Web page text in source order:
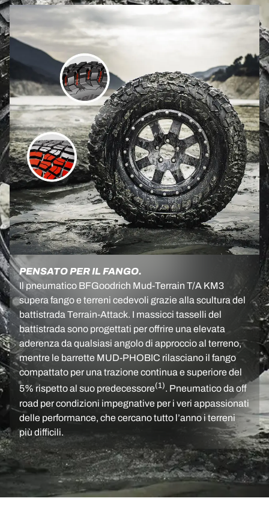
PENSATO PER IL FANGO.
Il pneumatico BFGoodrich Mud-Terrain T/A KM3
supera fango e terreni cedevoli grazie alla scultura del
battistrada Terrain-Attack. I massicci tasselli del
battistrada sono progettati per offrire una elevata
aderenza da qualsiasi angolo di approccio al terreno,
mentre le barrette MUD-PHOBIC rilasciano il fango
compattato per una trazione continua e superiore del
5% rispetto al suo predecessore(1). Pneumatico da off
road per condizioni impegnative per i veri appassionati
delle performance, che cercano tutto l’anno i terreni
più difficili.